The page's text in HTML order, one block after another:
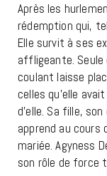
Après les
rédemption qui,
Elle survit à ses
affligeante. Seule
coulant laisse
celles qu’elle
d’elle. Sa fille,
apprend au cours
mariée. Agyness
son rôle de force